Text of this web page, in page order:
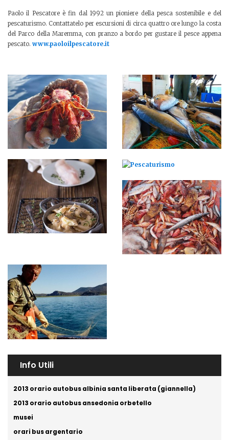
Paolo il Pescatore è fin dal 1992 un pioniere della pesca sostenibile e del
pescaturismo. Contattatelo per escursioni di circa quattro ore lungo la costa
del Parco della Maremma, con pranzo a bordo per gustare il pesce appena
pescato. www.paoloilpescatore.it
Info Utili
2013 orario autobus albinia santa liberata (giannella)
2013 orario autobus ansedonia orbetello
musei
orari bus argentario